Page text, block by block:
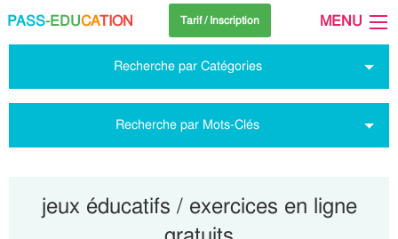
PASS-EDUCATION Tarif / Inscription MENU
Recherche par Catégories
Recherche par Mots-Clés
jeux éducatifs / exercices en ligne